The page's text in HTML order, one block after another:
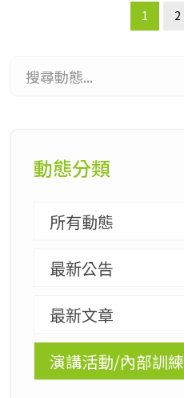
動態分類
所有動態
最新公告
最新文章
演講活動/內部訓練
1 2